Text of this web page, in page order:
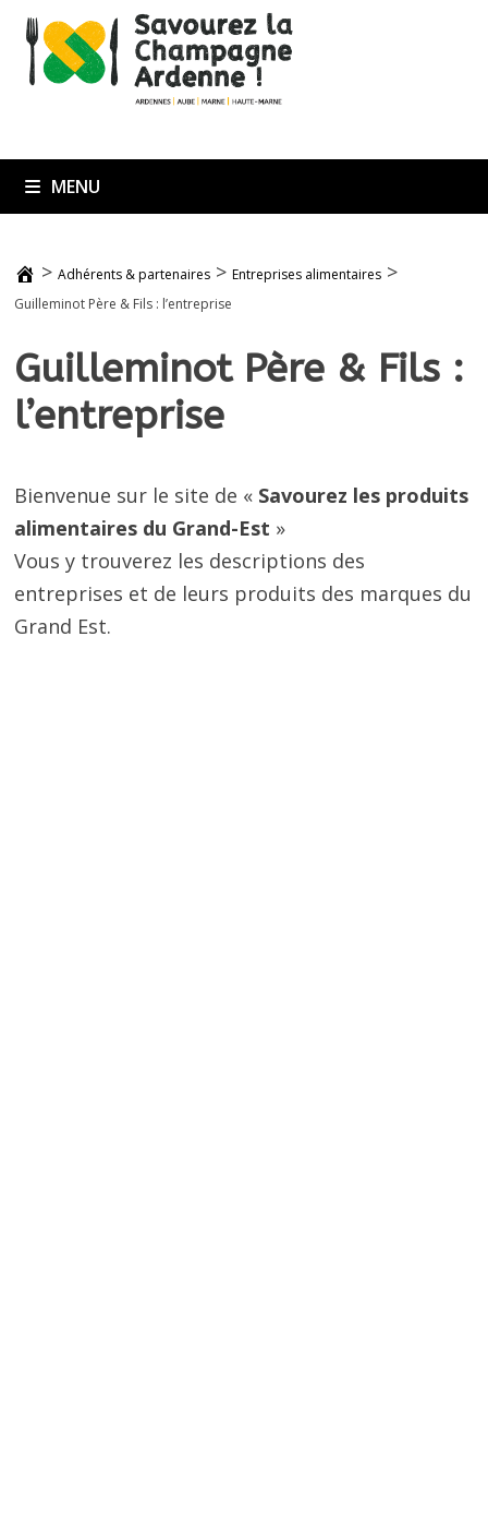
Passer
contenu
MENU
>Adhérents & partenaires >Entreprises alimentaires >
Guilleminot Père & Fils : l’entreprise
Guilleminot Père & Fils :
l’entreprise
Bienvenue sur le site de « Savourez les produits
alimentaires du Grand-Est »
Vous y trouverez les descriptions des
entreprises et de leurs produits des marques du
Grand Est.